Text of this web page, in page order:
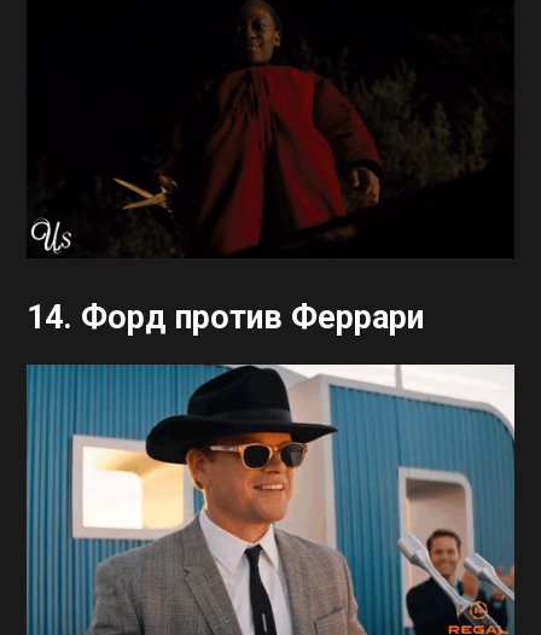
14. Форд против Феррари